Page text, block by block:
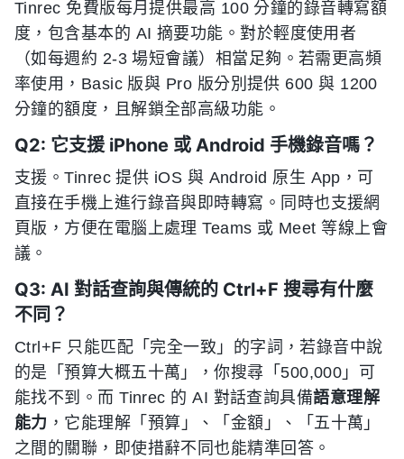
Tinrec 免費版每月提供最高 100 分鐘的錄音轉寫額
度，包含基本的 AI 摘要功能。對於輕度使用者
（如每週約 2-3 場短會議）相當足夠。若需更高頻
率使用，Basic 版與 Pro 版分別提供 600 與 1200
分鐘的額度，且解鎖全部高級功能。
Q2: 它支援 iPhone 或 Android 手機錄音嗎？
支援。Tinrec 提供 iOS 與 Android 原生 App，可
直接在手機上進行錄音與即時轉寫。同時也支援網
頁版，方便在電腦上處理 Teams 或 Meet 等線上會
議。
Q3: AI 對話查詢與傳統的 Ctrl+F 搜尋有什麼
不同？
Ctrl+F 只能匹配「完全一致」的字詞，若錄音中說
的是「預算大概五十萬」，你搜尋「500,000」可
能找不到。而 Tinrec 的 AI 對話查詢具備語意理解
能力 ，它能理解「預算」、「金額」、「五十萬」
之間的關聯，即使措辭不同也能精準回答。